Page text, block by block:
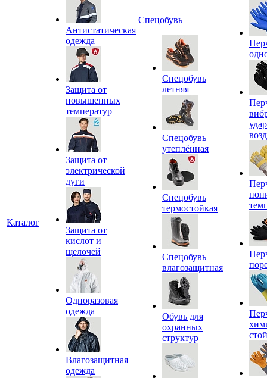
Каталог
Антистатическая
одежда
Защита от
повышенных
температур
Защита от
электрической
дуги
Защита от
кислот и
щелочей
Одноразовая
одежда
Влагозащитная
одежда
Спецобувь
Спецобувь
летняя
Спецобувь
утеплённая
Спецобувь
термостойкая
Спецобувь
влагозащитная
Обувь для
охранных
структур